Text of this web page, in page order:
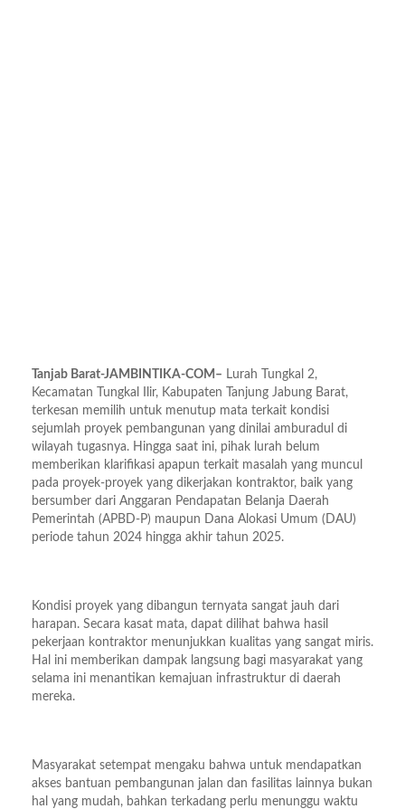
Tanjab Barat-JAMBINTIKA-COM– Lurah Tungkal 2,
Kecamatan Tungkal Ilir, Kabupaten Tanjung Jabung Barat,
terkesan memilih untuk menutup mata terkait kondisi
sejumlah proyek pembangunan yang dinilai amburadul di
wilayah tugasnya. Hingga saat ini, pihak lurah belum
memberikan klarifikasi apapun terkait masalah yang muncul
pada proyek-proyek yang dikerjakan kontraktor, baik yang
bersumber dari Anggaran Pendapatan Belanja Daerah
Pemerintah (APBD-P) maupun Dana Alokasi Umum (DAU)
periode tahun 2024 hingga akhir tahun 2025.
Kondisi proyek yang dibangun ternyata sangat jauh dari
harapan. Secara kasat mata, dapat dilihat bahwa hasil
pekerjaan kontraktor menunjukkan kualitas yang sangat miris.
Hal ini memberikan dampak langsung bagi masyarakat yang
selama ini menantikan kemajuan infrastruktur di daerah
mereka.
Masyarakat setempat mengaku bahwa untuk mendapatkan
akses bantuan pembangunan jalan dan fasilitas lainnya bukan
hal yang mudah, bahkan terkadang perlu menunggu waktu